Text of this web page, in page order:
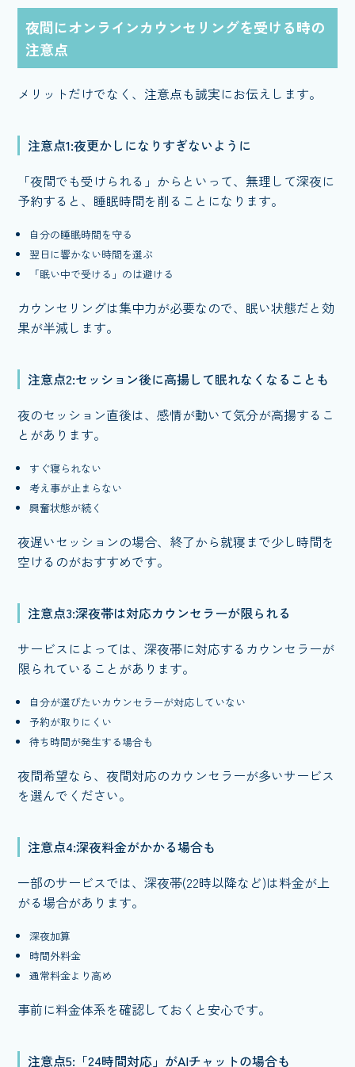
夜間にオンラインカウンセリングを受ける時の
注意点
メリットだけでなく、注意点も誠実にお伝えします。
注意点1:夜更かしになりすぎないように
「夜間でも受けられる」からといって、無理して深夜に
予約すると、睡眠時間を削ることになります。
自分の睡眠時間を守る
翌日に響かない時間を選ぶ
「眠い中で受ける」のは避ける
カウンセリングは集中力が必要なので、眠い状態だと効
果が半減します。
注意点2:セッション後に高揚して眠れなくなることも
夜のセッション直後は、感情が動いて気分が高揚するこ
とがあります。
すぐ寝られない
考え事が止まらない
興奮状態が続く
夜遅いセッションの場合、終了から就寝まで少し時間を
空けるのがおすすめです。
注意点3:深夜帯は対応カウンセラーが限られる
サービスによっては、深夜帯に対応するカウンセラーが
限られていることがあります。
自分が選びたいカウンセラーが対応していない
予約が取りにくい
待ち時間が発生する場合も
夜間希望なら、夜間対応のカウンセラーが多いサービス
を選んでください。
注意点4:深夜料金がかかる場合も
一部のサービスでは、深夜帯(22時以降など)は料金が上
がる場合があります。
深夜加算
時間外料金
通常料金より高め
事前に料金体系を確認しておくと安心です。
注意点5:「24時間対応」がAIチャットの場合も